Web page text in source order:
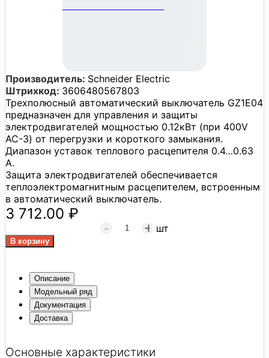
Производитель: Schneider Electric
Штрихкод: 3606480567803
Трехполюсный автоматический выключатель GZ1E04
предназначен для управления и защиты
электродвигателей мощностью 0.12кВт (при 400V
AC-3) от перегрузки и короткого замыкания.
Диапазон уставок теплового расцепителя 0.4…0.63
А.
Защита электродвигателей обеспечивается
теплоэлектромагнитным расцепителем, встроенным
в автоматический выключатель.
3 712.00 ₽
шт
Описание
Модельный ряд
Документация
Доставка
Основные характеристики